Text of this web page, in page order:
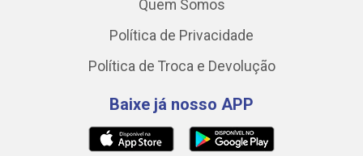
Quem Somos
Política de Privacidade
Política de Troca e Devolução
Baixe já nosso APP